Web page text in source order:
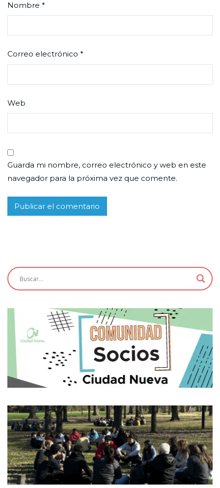
Nombre *
Correo electrónico *
Web
Guarda mi nombre, correo electrónico y web en este
navegador para la próxima vez que comente.